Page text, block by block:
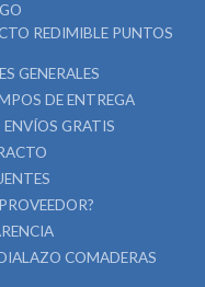
REDIMIBLE PUNTOS
GENERALES
DE ENTREGA
GRATIS
COMADERAS